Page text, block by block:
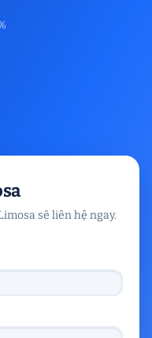
sẽ liên hệ ngay.